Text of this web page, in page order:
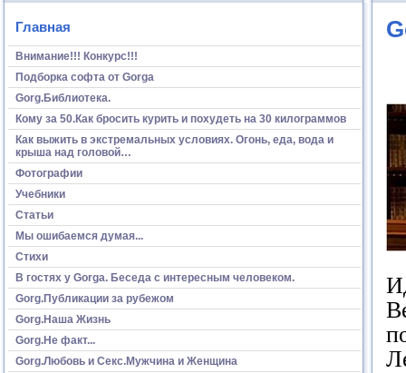
Главная
Внимание!!! Конкурс!!!
Подборка софта от Gorga
Gorg.Библиотека.
Кому за 50.Как бросить курить и похудеть на 30 килограммов
Как выжить в экстремальных условиях. Огонь, еда, вода и
крыша над головой…
Фотографии
Учебники
Статьи
Мы ошибаемся думая...
Стихи
В гостях у Gorga. Беседа с интересным человеком.
Gorg.Публикации за рубежом
Gorg.Наша Жизнь
Gorg.Не факт...
Gorg.Любовь и Секс.Мужчина и Женщина